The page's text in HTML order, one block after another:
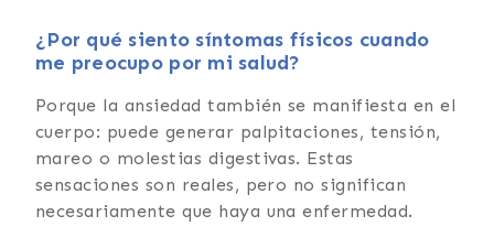
¿Por qué siento síntomas físicos cuando
me preocupo por mi salud?
Porque la ansiedad también se manifiesta en el
cuerpo: puede generar palpitaciones, tensión,
mareo o molestias digestivas. Estas
sensaciones son reales, pero no significan
necesariamente que haya una enfermedad.